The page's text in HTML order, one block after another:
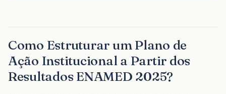
Como Estruturar um Plano de
Ação Institucional a Partir dos
Resultados ENAMED 2025?